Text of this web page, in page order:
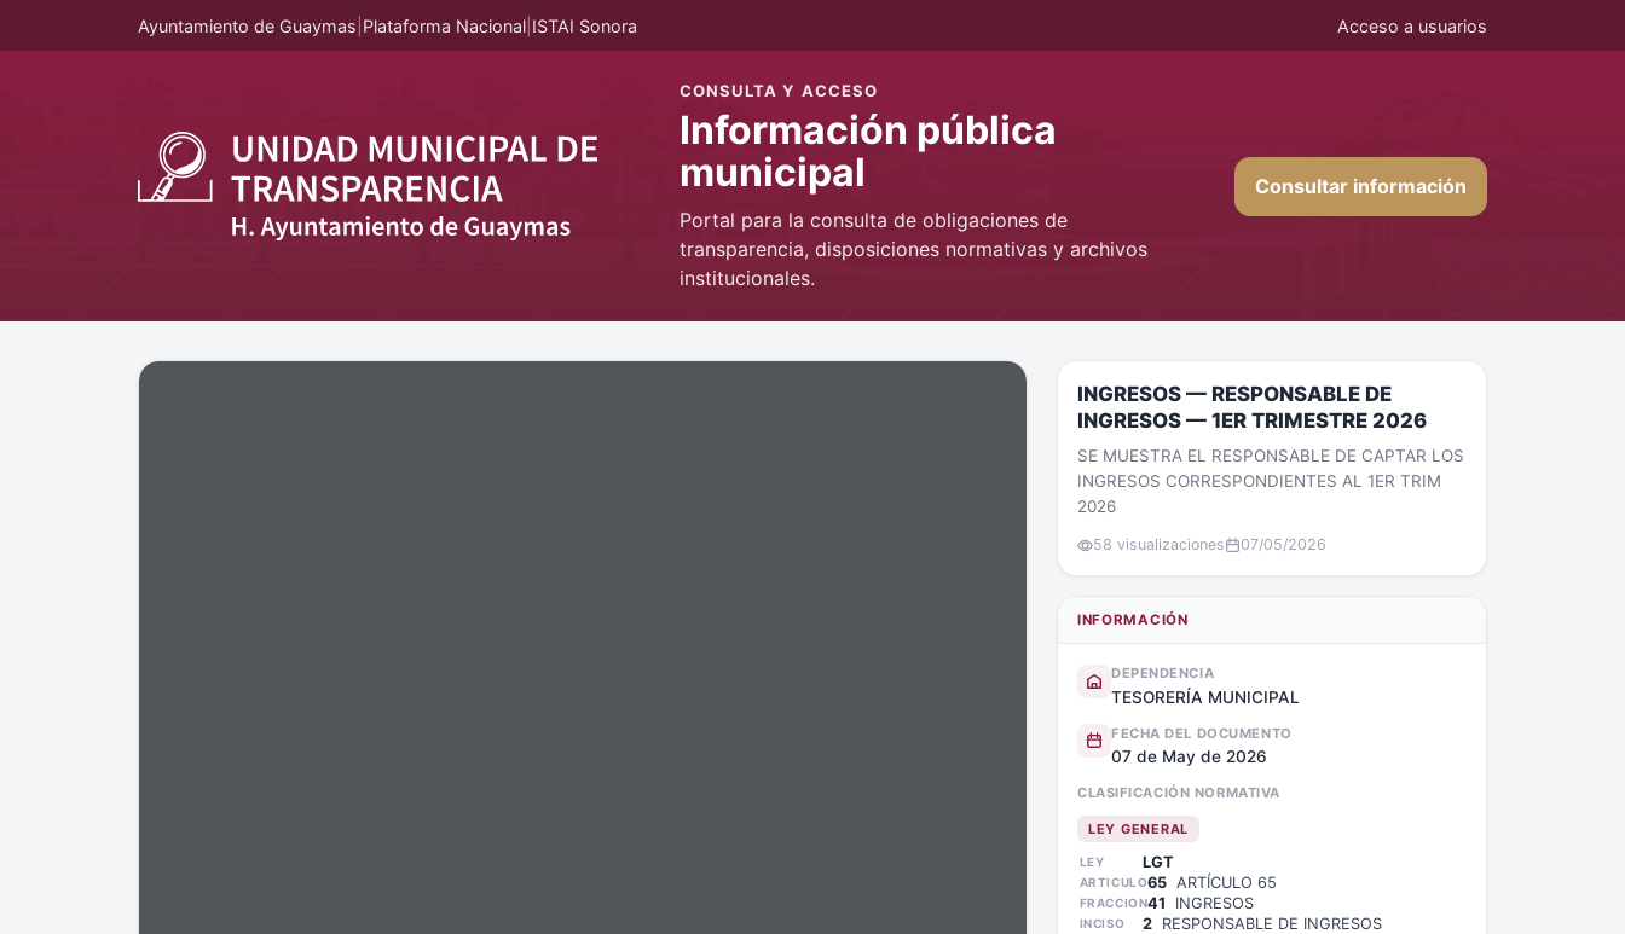
Ayuntamiento de Guaymas Plataforma Nacional ISTAI Sonora Acceso a usuarios
CONSULTA Y ACCESO
Información pública
municipal
Portal para la consulta de obligaciones de
transparencia, disposiciones normativas y archivos
institucionales.
Consultar información
INGRESOS — RESPONSABLE DE
INGRESOS — 1ER TRIMESTRE 2026
SE MUESTRA EL RESPONSABLE DE CAPTAR LOS
INGRESOS CORRESPONDIENTES AL 1ER TRIM
2026
58 visualizaciones 07/05/2026
INFORMACIÓN
DEPENDENCIA
TESORERÍA MUNICIPAL
FECHA DEL DOCUMENTO
07 de May de 2026
CLASIFICACIÓN NORMATIVA
LEY GENERAL
LEY LGT
ARTICULO65 ARTÍCULO 65
FRACCION41 INGRESOS
INCISO 2 RESPONSABLE DE INGRESOS